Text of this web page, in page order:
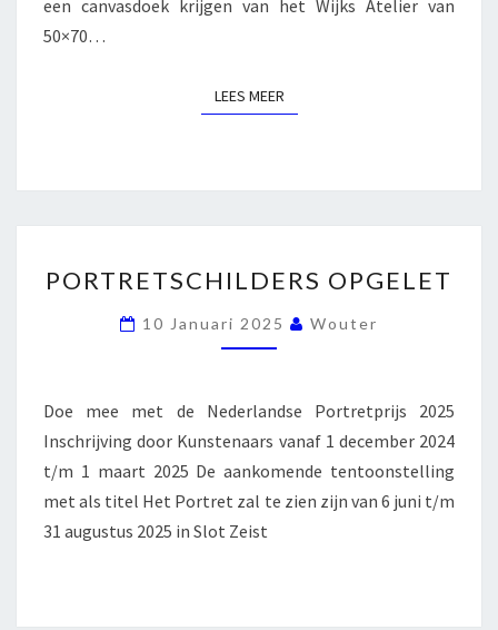
een canvasdoek krijgen van het Wijks Atelier van
50×70…
LEES MEERLEES MEER
OPGELET
PORTRETSCHILDERS OPGELET
10 Januari 2025 Wouter
Doe mee met de Nederlandse Portretprijs 2025
Inschrijving door Kunstenaars vanaf 1 december 2024
t/m 1 maart 2025 De aankomende tentoonstelling
met als titel Het Portret zal te zien zijn van 6 juni t/m
31 augustus 2025 in Slot Zeist